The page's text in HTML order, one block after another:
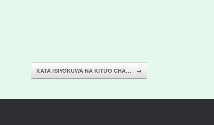
KATA ISIYOKUWA NA KITUO CHA… →